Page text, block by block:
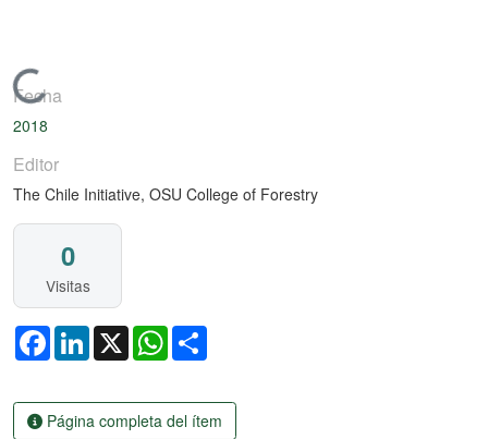
Cargando...
Fecha
2018
Editor
The Chile Initiative, OSU College of Forestry
0
Visitas
FacebookLinkedIn
X WhatsApp
Página completa del ítem